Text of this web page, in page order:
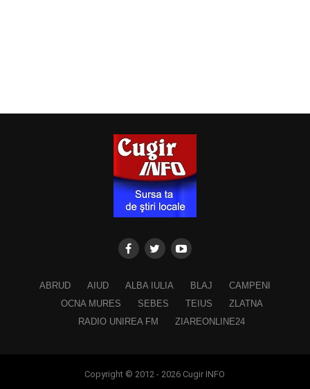
ABRUD AIUD ALBA IULIA BLAJ
CAMPENI
OCNA MURES
SEBES TEIUS
ZLATNA
RADIO UNIREA FM
ZIAREONLINE24
Copyright © 2012 - 2026 Cugir INFO